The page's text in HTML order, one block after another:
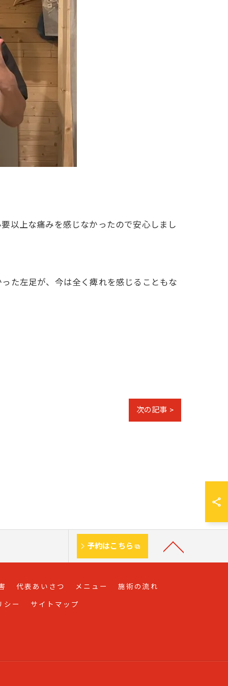
以上な痛みを感じなかったので安心しまし
た左足が、今は全く痺れを感じることもな
次の記事 >
予約はこちら
代表あいさつ メニュー 施術の流れ
シー サイトマップ